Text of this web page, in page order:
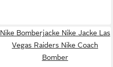
Nike Bomberjacke Nike Jacke Las
Vegas Raiders Nike Coach
Bomber